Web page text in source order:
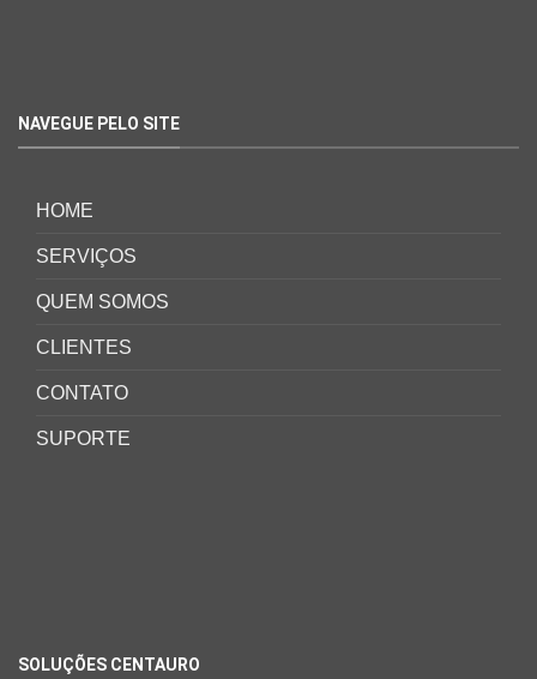
NAVEGUE PELO SITE
HOME
SERVIÇOS
QUEM SOMOS
CLIENTES
CONTATO
SUPORTE
SOLUÇÕES CENTAURO